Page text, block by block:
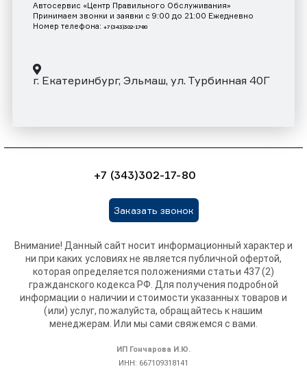
Автосервис «Центр Правильного Обслуживания»
Принимаем звонки и заявки с 9:00 до 21:00 Ежедневно
Номер телефона: +7 (343)302-17-80
г. Екатеринбург, Эльмаш, ул. Турбинная 40Г
+7 (343)302-17-80
Заказать звонок
Внимание! Данный сайт носит информационный характер и
ни при каких условиях не является публичной офертой,
которая определяется положениями статьи 437 (2)
гражданского кодекса РФ. Для получения подробной
информации о наличии и стоимости указанных товаров и
(или) услуг, пожалуйста, обращайтесь к нашим
менеджерам. Или мы сами свяжемся с вами.
ИП Гончарова И.Ю.
ИНН: 667109318141